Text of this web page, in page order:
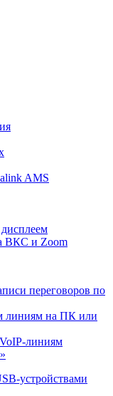
AMS
ВКС и Zoom
переговоров по
линиям на ПК или
линиям
устройствами